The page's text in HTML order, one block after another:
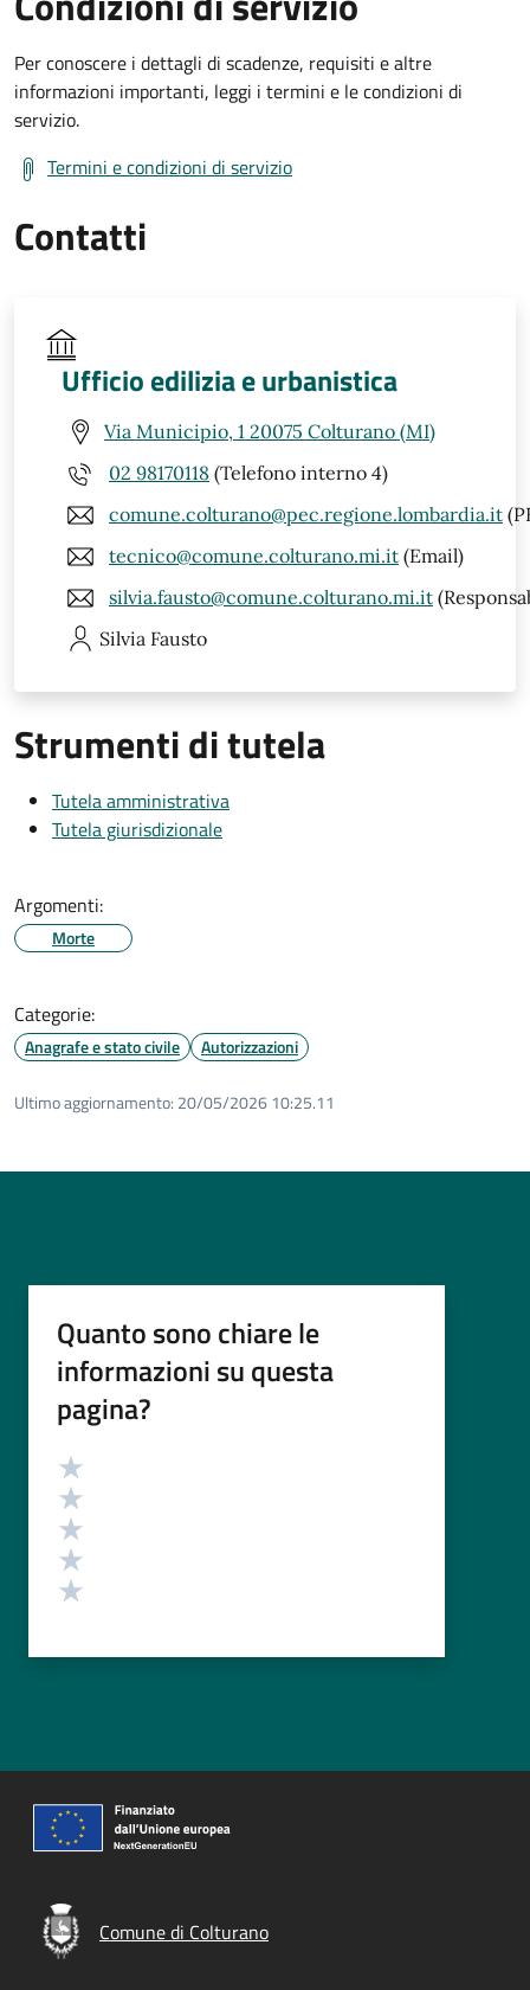
Per conoscere i dettagli di scadenze, requisiti e altre
informazioni importanti, leggi i termini e le condizioni di
servizio.
Termini e condizioni di servizio
Contatti
Ufficio edilizia e urbanistica
Via Municipio, 1 20075 Colturano (MI)
02 98170118 (Telefono interno 4)
comune.colturano@pec.regione.lombardia.it
tecnico@comune.colturano.mi.it (Email)
silvia.fausto@comune.colturano.mi.it
Silvia Fausto
Strumenti di tutela
Tutela amministrativa
Tutela giurisdizionale
Argomenti:
Morte
Categorie:
Anagrafe e stato civile Autorizzazioni
Ultimo aggiornamento: 20/05/2026 10:25.11
Quanto sono chiare le
informazioni su questa
pagina?
Valutazione
Comune di Colturano